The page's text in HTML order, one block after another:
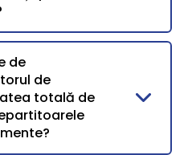
de
de
totală de